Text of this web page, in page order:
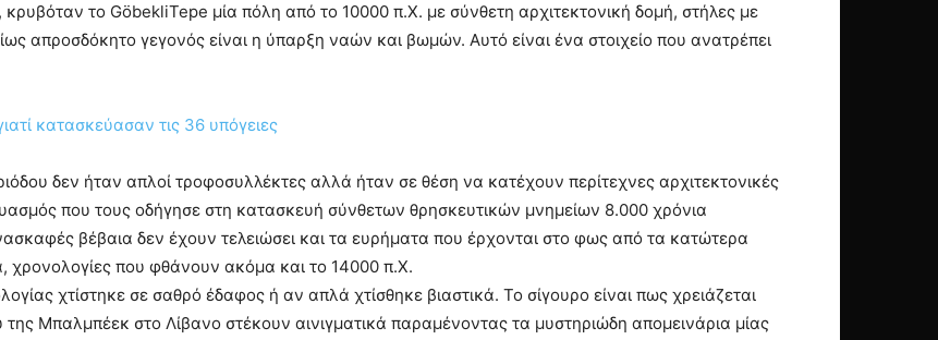
το GöbekliTepe μία πόλη από το 10000 π.Χ. με σύνθετη αρχιτεκτονική δομή, στήλες με
απροσδόκητο γεγονός είναι η ύπαρξη ναών και βωμών. Αυτό είναι ένα στοιχείο που ανατρέπει
δεν ήταν απλοί τροφοσυλλέκτες αλλά ήταν σε θέση να κατέχουν περίτεχνες αρχιτεκτονικές
που τους οδήγησε στη κατασκευή σύνθετων θρησκευτικών μνημείων 8.000 χρόνια
βέβαια δεν έχουν τελειώσει και τα ευρήματα που έρχονται στο φως από τα κατώτερα
χρονολογίες που φθάνουν ακόμα και το 14000 π.Χ.
χτίστηκε σε σαθρό έδαφος ή αν απλά χτίσθηκε βιαστικά. Το σίγουρο είναι πως χρειάζεται
της Μπαλμπέεκ στο Λίβανο στέκουν αινιγματικά παραμένοντας τα μυστηριώδη απομεινάρια μίας